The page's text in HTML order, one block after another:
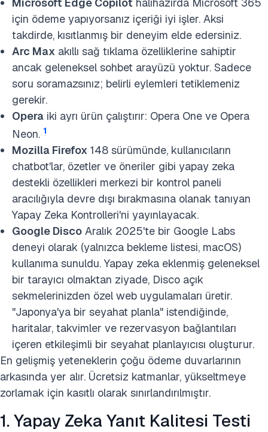
için ödeme yapıyorsanız içeriği iyi işler. Aksi
takdirde, kısıtlanmış bir deneyim elde edersiniz.
Arc Max akıllı sağ tıklama özelliklerine sahiptir
ancak geleneksel sohbet arayüzü yoktur. Sadece
soru soramazsınız; belirli eylemleri tetiklemeniz
gerekir.
Opera iki ayrı ürün çalıştırır: Opera One ve Opera
Neon. 1
Mozilla Firefox 148 sürümünde, kullanıcıların
chatbot'lar, özetler ve öneriler gibi yapay zeka
destekli özellikleri merkezi bir kontrol paneli
aracılığıyla devre dışı bırakmasına olanak tanıyan
Yapay Zeka Kontrolleri'ni yayınlayacak.
Google Disco Aralık 2025'te bir Google Labs
deneyi olarak (yalnızca bekleme listesi, macOS)
kullanıma sunuldu. Yapay zeka eklenmiş geleneksel
bir tarayıcı olmaktan ziyade, Disco açık
sekmelerinizden özel web uygulamaları üretir.
"Japonya'ya bir seyahat planla" istendiğinde,
haritalar, takvimler ve rezervasyon bağlantıları
içeren etkileşimli bir seyahat planlayıcısı oluşturur.
En gelişmiş yeteneklerin çoğu ödeme duvarlarının
arkasında yer alır. Ücretsiz katmanlar, yükseltmeye
zorlamak için kasıtlı olarak sınırlandırılmıştır.
1. Yapay Zeka Yanıt Kalitesi Testi